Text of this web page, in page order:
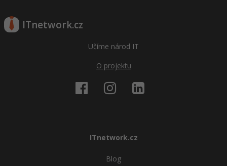
ITnetwork.cz
Učíme národ IT
O projektu
ITnetwork.cz
Blog